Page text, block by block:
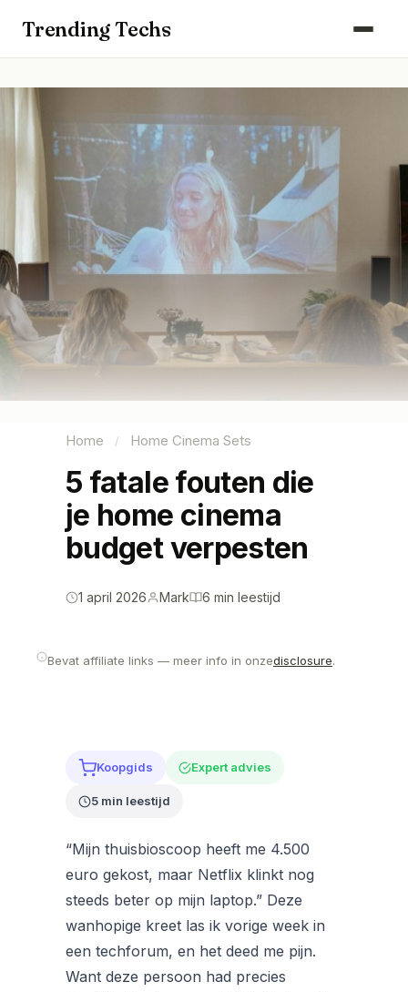
Trending Techs
Keuken & Huishouden
Schoonmaak
Smart Home & Beveiliging
Kantoor & Werkplek
Maak kennis met ons team
Home / Home Cinema Sets
5 fatale fouten die
je home cinema
budget verpesten
1 april 2026 Mark 6 min leestijd
Bevat affiliate links — meer info in onzedisclosure.
Koopgids Expert advies
5 min leestijd
“Mijn thuisbioscoop heeft me 4.500
euro gekost, maar Netflix klinkt nog
steeds beter op mijn laptop.” Deze
wanhopige kreet las ik vorige week in
een techforum, en het deed me pijn.
Want deze persoon had precies